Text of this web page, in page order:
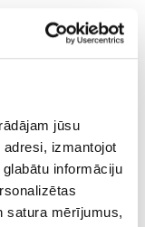
jūsu
izmantojot
informāciju
satura mērījumus,